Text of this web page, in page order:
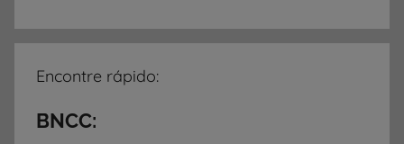
s
e
í
Encontre rápido:
BNCC: